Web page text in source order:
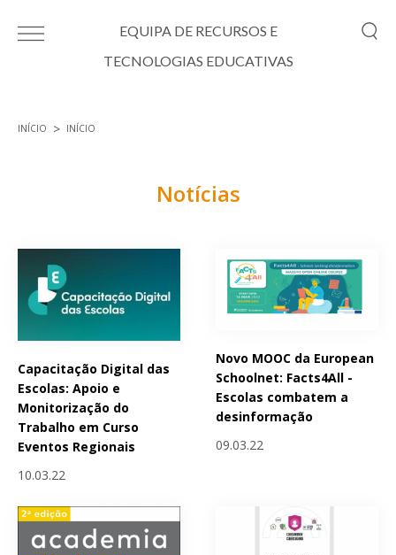
EQUIPA DE RECURSOS E
TECNOLOGIAS EDUCATIVAS
INÍCIO INÍCIO
Notícias
Capacitação Digital das
Escolas: Apoio e
Monitorização do
Trabalho em Curso
Eventos Regionais
10.03.22
Novo MOOC da European
Schoolnet: Facts4All -
Escolas combatem a
desinformação
09.03.22
Páginas